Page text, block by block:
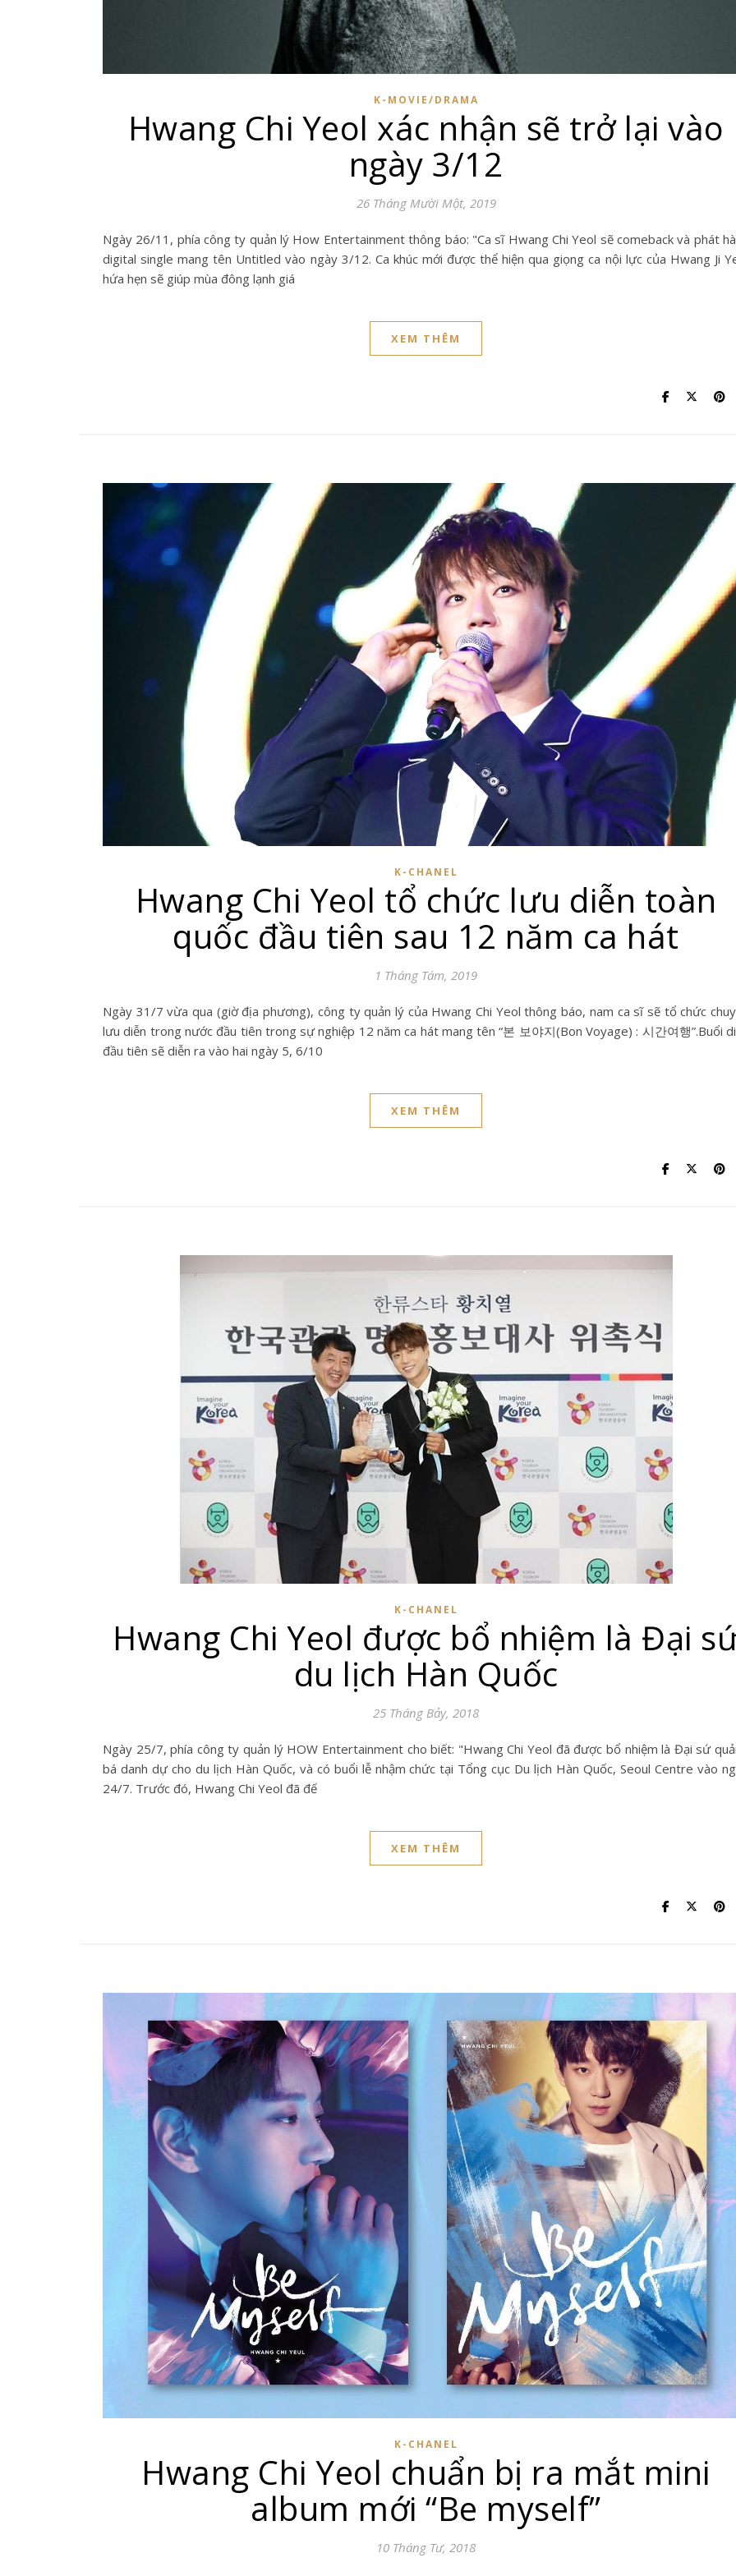
K-MOVIE/DRAMA
Hwang Chi Yeol xác nhận sẽ trở lại vào
ngày 3/12
26 Tháng Mười Một, 2019
Ngày 26/11, phía công ty quản lý How Entertainment thông báo: "Ca sĩ Hwang Chi Yeol sẽ comeback và phát hành
digital single mang tên Untitled vào ngày 3/12. Ca khúc mới được thể hiện qua giọng ca nội lực của Hwang Ji
hứa hẹn sẽ giúp mùa đông lạnh giá
XEM THÊM
K-CHANEL
Hwang Chi Yeol tổ chức lưu diễn toàn
quốc đầu tiên sau 12 năm ca hát
1 Tháng Tám, 2019
Ngày 31/7 vừa qua (giờ địa phương), công ty quản lý của Hwang Chi Yeol thông báo, nam ca sĩ sẽ tổ chức chuyến
lưu diễn trong nước đầu tiên trong sự nghiệp 12 năm ca hát mang tên “본 보야지(Bon Voyage) : 시간여행”.Buổi
đầu tiên sẽ diễn ra vào hai ngày 5, 6/10
XEM THÊM
K-CHANEL
Hwang Chi Yeol được bổ nhiệm là Đại
du lịch Hàn Quốc
25 Tháng Bảy, 2018
Ngày 25/7, phía công ty quản lý HOW Entertainment cho biết: "Hwang Chi Yeol đã được bổ nhiệm là Đại sứ quảng
bá danh dự cho du lịch Hàn Quốc, và có buổi lễ nhậm chức tại Tổng cục Du lịch Hàn Quốc, Seoul Centre vào
24/7. Trước đó, Hwang Chi Yeol đã đế
XEM THÊM
K-CHANEL
Hwang Chi Yeol chuẩn bị ra mắt mini
album mới “Be myself”
10 Tháng Tư, 2018